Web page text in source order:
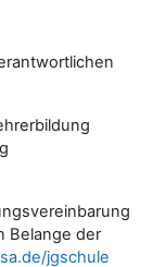
Belange der
jgschule